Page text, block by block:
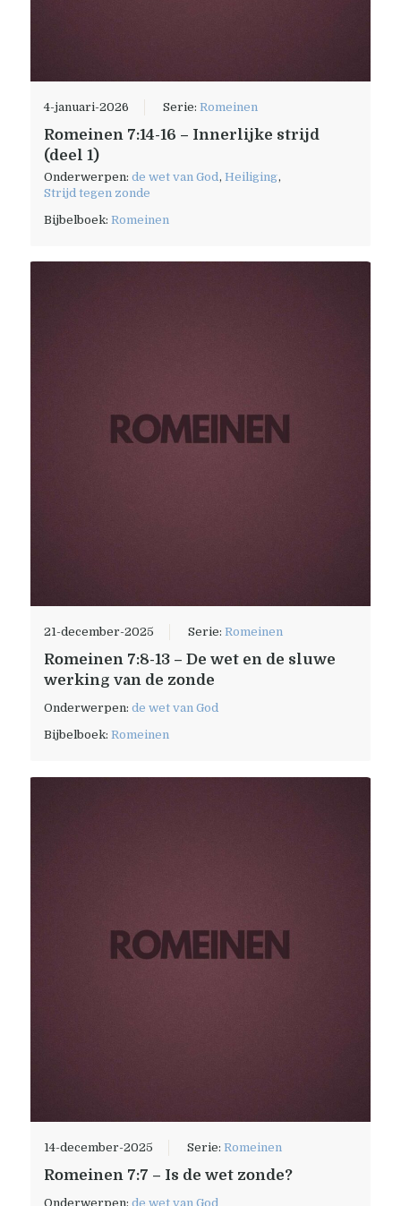
4-januari-2026 Serie:Romeinen
Romeinen 7:14-16 – Innerlijke strijd
(deel 1)
Onderwerpen:de wet van God ,Heiliging,
Strijd tegen zonde
Bijbelboek:Romeinen
21-december-2025 Serie:Romeinen
Romeinen 7:8-13 – De wet en de sluwe
werking van de zonde
Onderwerpen:de wet van God
Bijbelboek:Romeinen
14-december-2025 Serie:Romeinen
Romeinen 7:7 – Is de wet zonde?
Onderwerpen:de wet van God